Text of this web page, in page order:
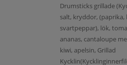
Drumsticks grillade
salt, kryddor,
svartpeppar), lök,
ananas, cantaloupe
kiwi, apelsin, Grillad